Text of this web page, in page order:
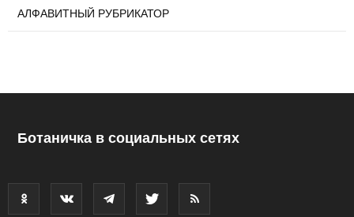
АЛФАВИТНЫЙ РУБРИКАТОР
Ботаничка в социальных сетях